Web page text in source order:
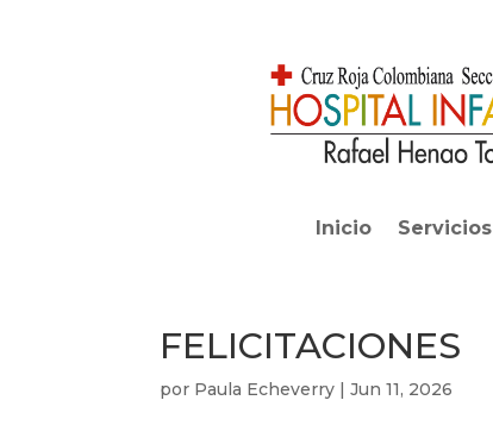
Inicio Servicios
FELICITACIONES
por Paula Echeverry |Jun 11, 2026